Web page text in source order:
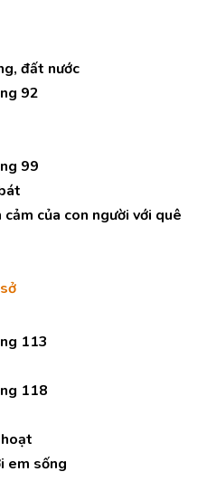
đất nước
92
99
của con người với quê
113
118
em sống